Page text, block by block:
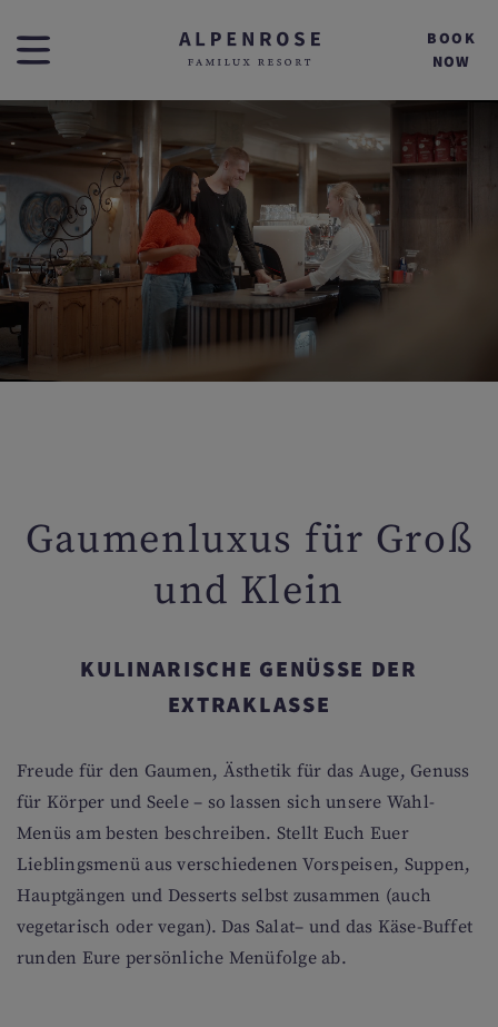
BOOK
NOW
Gaumenluxus für Groß
und Klein
KULINARISCHE GENÜSSE DER
EXTRAKLASSE
Freude für den Gaumen, Ästhetik für das Auge, Genuss
für Körper und Seele – so lassen sich unsere Wahl-
Menüs am besten beschreiben. Stellt Euch Euer
Lieblingsmenü aus verschiedenen Vorspeisen, Suppen,
Hauptgängen und Desserts selbst zusammen (auch
vegetarisch oder vegan). Das Salat– und das Käse-Buffet
runden Eure persönliche Menüfolge ab.